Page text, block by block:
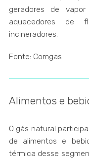
geradores de
aquecedores de
incineradores.
Fonte: Comgas
Alimentos e
O gás natural
de alimentos e
térmica desse